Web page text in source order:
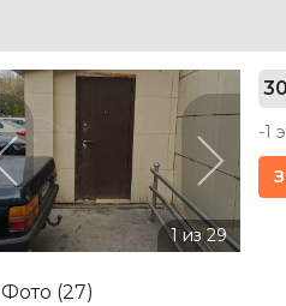
Previous Next
-1
Фото (27)